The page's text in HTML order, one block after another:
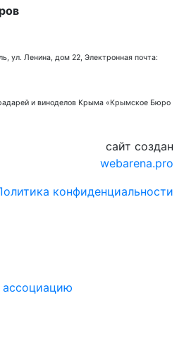
ул. Ленина, дом 22, Электронная почта:
и виноделов Крыма «Крымское Бюро
сайт создан
webarena.pro
конфиденциальности
ассоциацию